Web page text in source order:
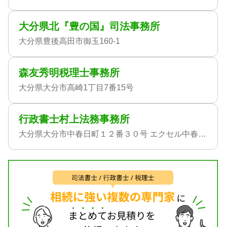
大分県北『豊の国』司法事務所
大分県豊後高田市御玉160-1
森友秀明税理士事務所
大分県大分市高崎1丁目7番15号
行政書士村上法務事務所
大分県大分市中春日町１２番３０号 エクセル中春日ビル３０１号室